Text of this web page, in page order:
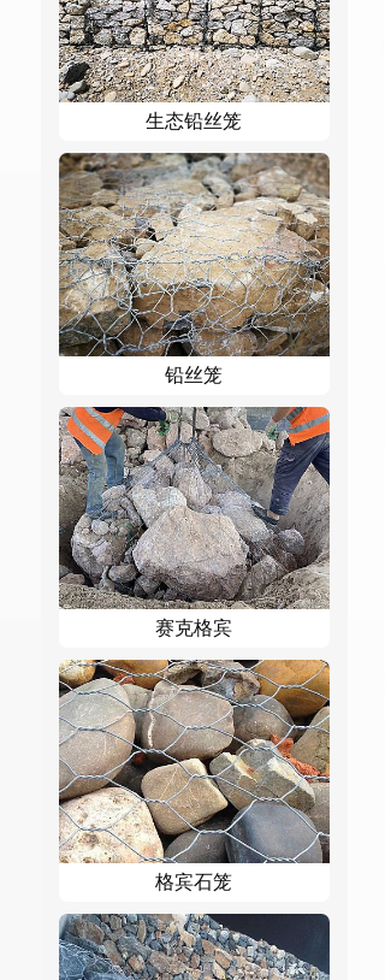
生态铅丝笼
铅丝笼
赛克格宾
格宾石笼